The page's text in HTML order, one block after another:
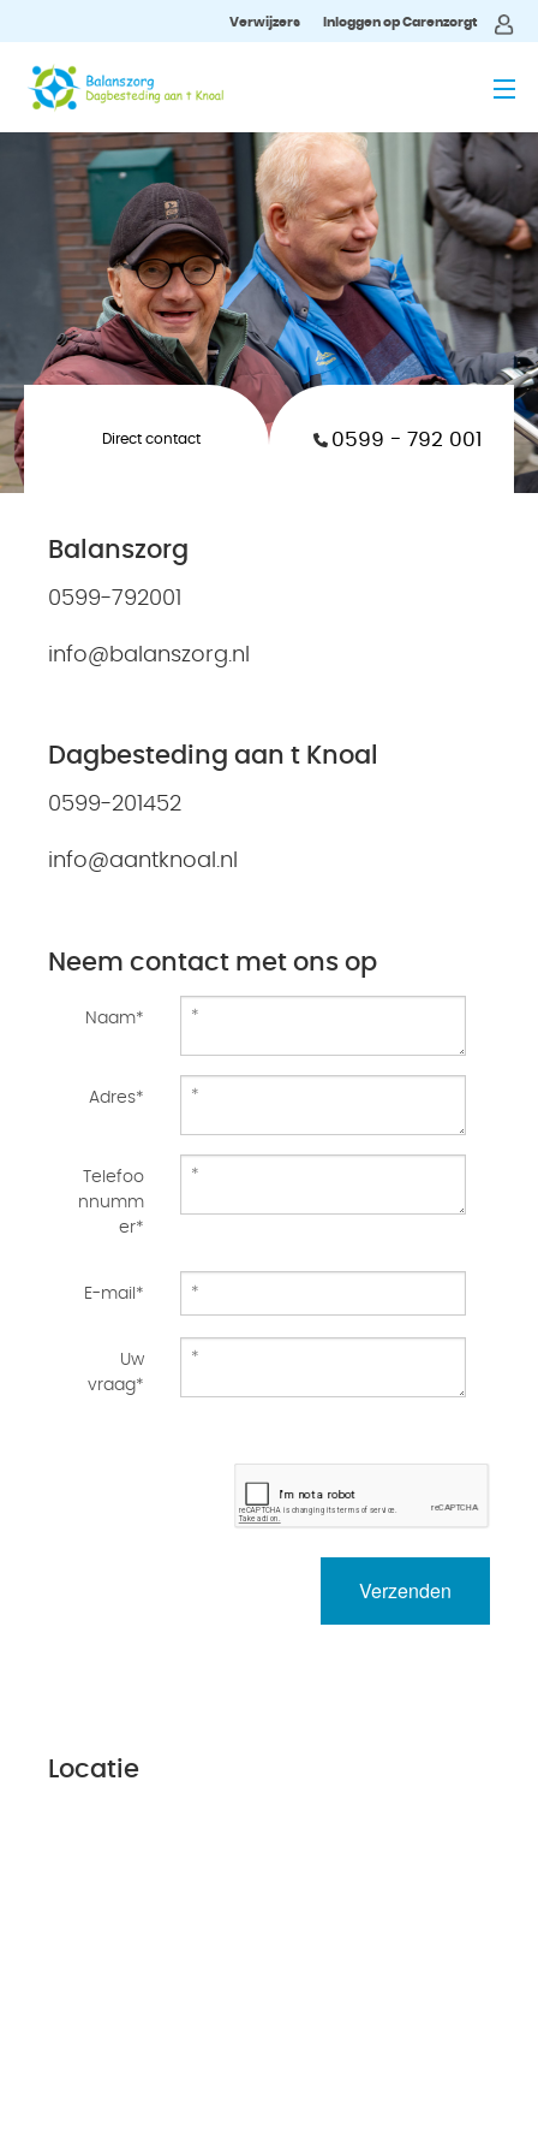
Verwijzers Inloggen op Carenzorgt
Direct contact 0599 - 792 001
Balanszorg
0599-792001
info@balanszorg.nl
Dagbesteding aan t Knoal
0599-201452
info@aantknoal.nl
Neem contact met ons op
Naam*
Adres*
Telefoo
nnumm
er*
E-mail*
Uw
vraag*
Verzenden
Locatie